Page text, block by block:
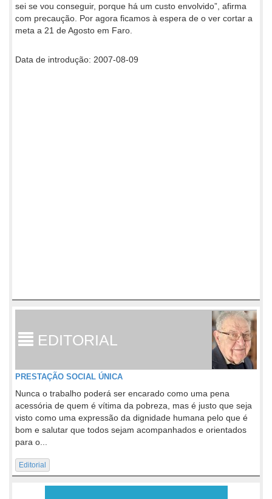
sei se vou conseguir, porque há um custo envolvido”, afirma
com precaução. Por agora ficamos à espera de o ver cortar a
meta a 21 de Agosto em Faro.
Data de introdução: 2007-08-09
EDITORIAL
PRESTAÇÃO SOCIAL ÚNICA
Nunca o trabalho poderá ser encarado como uma pena
acessória de quem é vítima da pobreza, mas é justo que seja
visto como uma expressão da dignidade humana pelo que é
bom e salutar que todos sejam acompanhados e orientados
para o...
Editorial